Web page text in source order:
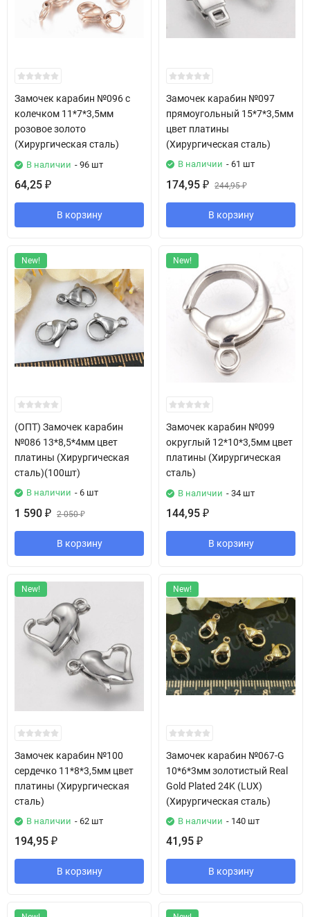
Замочек карабин №096 с
колечком 11*7*3,5мм
розовое золото
(Хирургическая сталь)
В наличии - 96 шт
64,25 ₽
В корзину
Замочек карабин №097
прямоугольный 15*7*3,5мм
цвет платины
(Хирургическая сталь)
В наличии - 61 шт
174,95 ₽ 244,95₽
В корзину
New!
(ОПТ) Замочек карабин
№086 13*8,5*4мм цвет
платины (Хирургическая
сталь)(100шт)
В наличии - 6 шт
1 590 ₽ 2 050₽
В корзину
New!
Замочек карабин №099
округлый 12*10*3,5мм цвет
платины (Хирургическая
сталь)
В наличии - 34 шт
144,95 ₽
В корзину
New!
Замочек карабин №100
сердечко 11*8*3,5мм цвет
платины (Хирургическая
сталь)
В наличии - 62 шт
194,95 ₽
В корзину
New!
Замочек карабин №067-G
10*6*3мм золотистый Real
Gold Plated 24K (LUX)
(Хирургическая сталь)
В наличии - 140 шт
41,95 ₽
В корзину